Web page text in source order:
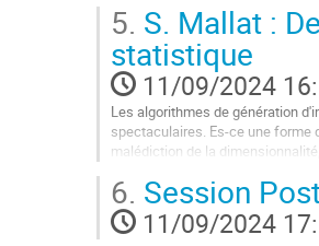
geodesic trajectory in the...
Aller
à
la
page
de
la
5. S. Mallat :
statistique
11/09/2024
Les algorithmes de génération
spectaculaires. Es-ce une forme
malédiction de la
Aller
à
6. Session
11/09/2024